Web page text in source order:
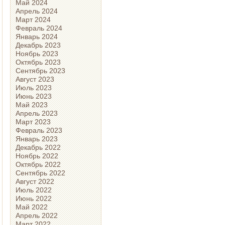
Май 2024
Апрель 2024
Март 2024
Февраль 2024
Январь 2024
Декабрь 2023
Ноябрь 2023
Октябрь 2023
Сентябрь 2023
Август 2023
Июль 2023
Июнь 2023
Май 2023
Апрель 2023
Март 2023
Февраль 2023
Январь 2023
Декабрь 2022
Ноябрь 2022
Октябрь 2022
Сентябрь 2022
Август 2022
Июль 2022
Июнь 2022
Май 2022
Апрель 2022